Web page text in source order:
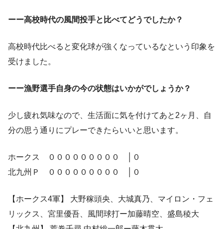
ーー高校時代の風間投手と比べてどうでしたか？
高校時代比べると変化球が強くなっているなという印象を
受けました。
ーー漁野選手自身の今の状態はいかがでしょうか？
少し疲れ気味なので、生活面に気を付けてあと2ヶ月、自
分の思う通りにプレーできたらいいと思います。
ホークス ０００００００００ │０
北九州Ｐ ０００００００００ │０
【ホークス4軍】 大野稼頭央、大城真乃、マイロン・フェ
リックス、宮里優吾、風間球打ー加藤晴空、盛島稜大